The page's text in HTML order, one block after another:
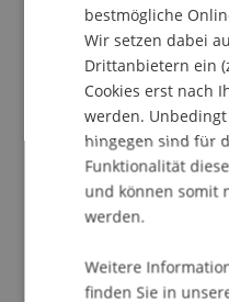
School/Professur:
Fachstelle Didaktik
Diese Veranstaltung
Schreiben/
Speziell geht es um
National Fonds SNF.
liegen bereits vor.
geplant sind, so kann
gelernt werden, denn
bestmögliche
Wir setzen dabei
Drittanbietern ein
Cookies erst nach
werden.
hingegen sind für
Funktionalität
und können somit
werden.
Weitere
finden Sie in